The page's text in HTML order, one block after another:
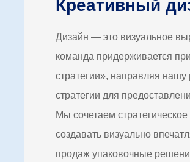
Креативный
Дизайн — это визуальное
команда придерживается
стратегии», направляя нашу
стратегии для
Мы сочетаем
создавать визуально
продаж упаковочные